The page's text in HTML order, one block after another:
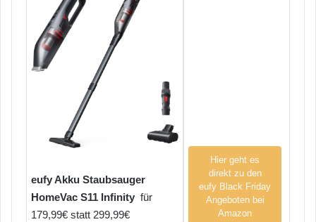
eufy Akku Staubsauger
HomeVac S11 Infinity für
179,99€ statt 299,99€
Hier geht es
direkt zu den
eufy Black Friday
Angeboten bei
Amazon